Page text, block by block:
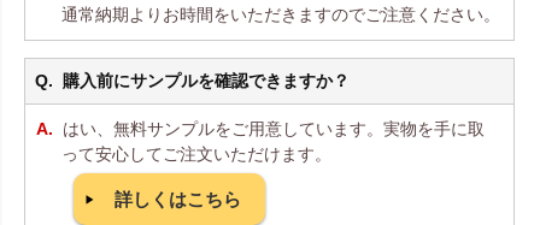
通常納期よりお時間をいただきますのでご注意ください。
購入前にサンプルを確認できますか？
はい、無料サンプルをご用意しています。実物を手に取
って安心してご注文いただけます。
詳しくはこちら